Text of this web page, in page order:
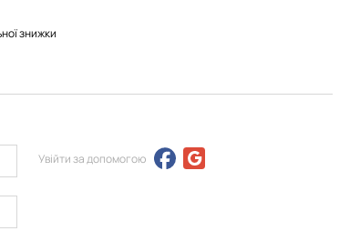
знижки
Увійти за допомогою